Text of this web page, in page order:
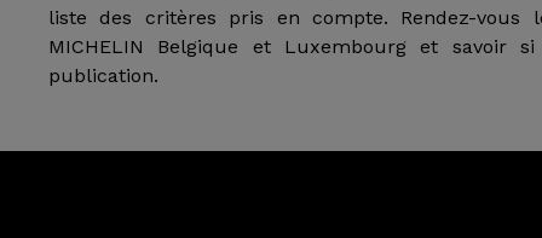
liste des critères pris en compte. Rendez-
MICHELIN Belgique et Luxembourg et savoir
publication.